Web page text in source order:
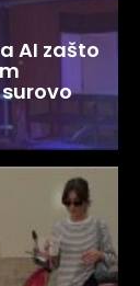
AI zašto